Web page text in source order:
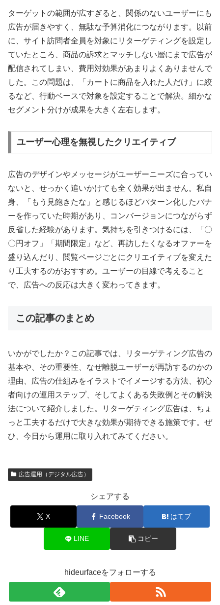
ターゲットの範囲が広すぎると、関係のないユーザーにも
広告が届きやすく、無駄な予算消化につながります。以前
に、サイト訪問者全員を対象にリターゲティングを設定し
ていたところ、商品の訴求とマッチしない層にまで広告が
配信されてしまい、費用対効果があまりよくありませんで
した。この問題は、「カートに商品を入れた人だけ」に絞
るなど、行動ベースで対象を設定することで解決。細かな
セグメント分けが成果を大きく左右します。
ユーザー心理を無視したクリエイティブ
広告のデザインやメッセージがユーザーニーズに合ってい
ないと、せっかく追いかけても全く効果が出ません。私自
身、「もう見飽きたな」と感じるほどパターン化したバナ
ーを作っていた時期があり、コンバージョンにつながらず
反省した経験があります。気持ちを引きつけるには、「〇
〇円オフ」「期間限定」など、再訪したくなるオファーを
盛り込んだり、閲覧ページごとにクリエイティブを変えた
り工夫するのがおすすめ。ユーザーの目線で考えること
で、広告への反応は大きく変わってきます。
この記事のまとめ
いかがでしたか？この記事では、リターゲティング広告の
基本や、その重要性、なぜ離脱ユーザーが再訪するのかの
理由、広告の仕組みをイラストでイメージする方法、初心
者向けの運用ステップ、そしてよくある失敗例とその解決
法について紹介しました。リターゲティング広告は、ちょ
っと工夫するだけで大きな効果が期待できる施策です。ぜ
ひ、今日から運用に取り入れてみてください。
広告運用（デジタル広告）
シェアする
X Facebook はてブ
LINE コピー
hideurfaceをフォローする